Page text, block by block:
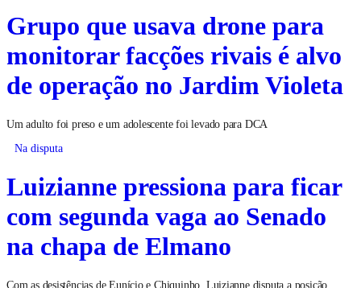
Grupo que usava drone para
monitorar facções rivais é alvo
de operação no Jardim Violeta
Um adulto foi preso e um adolescente foi levado para DCA
Na disputa
Luizianne pressiona para ficar
com segunda vaga ao Senado
na chapa de Elmano
Com as desistências de Eunício e Chiquinho, Luizianne disputa a posição